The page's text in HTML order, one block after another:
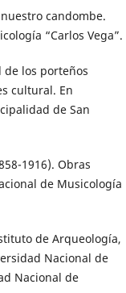
candombe.
“Carlos Vega”.
de los porteños
cultural. En
de San
1916). Obras
de Musicología
de Arqueología,
Nacional de
Nacional de